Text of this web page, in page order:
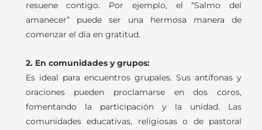
resuene contigo. Por ejemplo, el “Salmo del
amanecer” puede ser una hermosa manera de
comenzar el día en gratitud.
2. En comunidades y grupos:
Es ideal para encuentros grupales. Sus antífonas y
oraciones pueden proclamarse en dos coros,
fomentando la participación y la unidad. Las
comunidades educativas, religiosas o de pastoral